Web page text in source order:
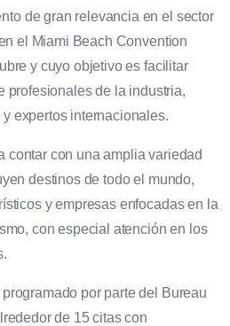
de gran relevancia en el sector
el Miami Beach Convention
y cuyo objetivo es facilitar
profesionales de la industria,
expertos internacionales.
contar con una amplia variedad
destinos de todo el mundo,
y empresas enfocadas en la
con especial atención en los
por parte del Bureau
de 15 citas con